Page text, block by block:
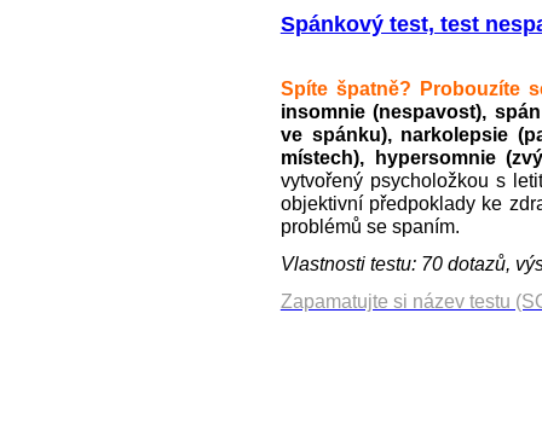
Spánkový test, test
Spíte špatně? Probouzíte
insomnie (nespavost),
ve spánku), narkolepsie
místech), hypersomnie
vytvořený psycholožkou s
objektivní předpoklady ke
problémů se spaním.
Vlastnosti testu: 70 dotazů,
Zapamatujte si název testu